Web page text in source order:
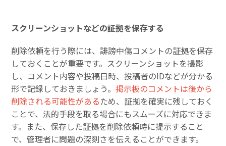
スクリーンショットなどの証拠を保存する
削除依頼を行う際には、誹謗中傷コメントの証拠を保存
しておくことが重要です。スクリーンショットを撮影
し、コメント内容や投稿日時、投稿者のIDなどが分かる
形で記録しておきましょう。掲示板のコメントは後から
削除される可能性があるため、証拠を確実に残しておく
ことで、法的手段を取る場合にもスムーズに対応できま
す。また、保存した証拠を削除依頼時に提示すること
で、管理者に問題の深刻さを伝えることができます。